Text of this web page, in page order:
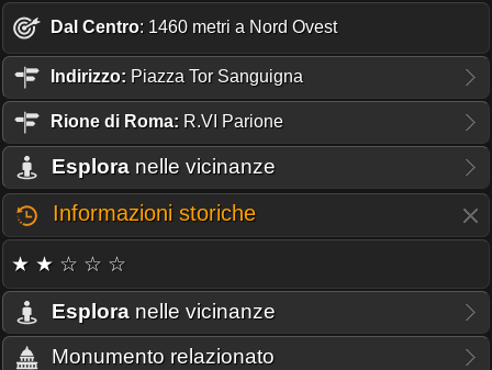
Dal Centro: 1460 metri a Nord Ovest
Indirizzo: Piazza Tor Sanguigna
Rione di Roma: R.VI Parione
Esplora nelle vicinanze
Informazioni storiche
★ ★ ☆ ☆ ☆
Esplora nelle vicinanze
Monumento relazionato